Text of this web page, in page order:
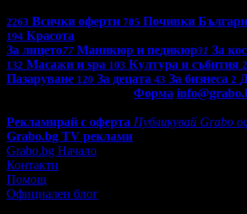
2263 Всички оферти 785 Почивки
194 Красота
За лицето77 Маникюр и педикюр31 За
132 Масажи и spa 103 Култура и събития
Пазаруване 120 За децата 43 За бизнеса 2
Форма
Рекламирай с оферта Публикувай Grabo
Grabo.bg TV реклами
Grabo.bg Начало
Контакти
Помощ
Официален блог